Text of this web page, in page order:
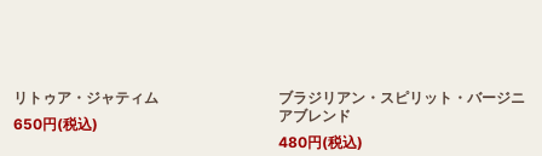
リトゥア・ジャティム
650円(税込)
ブラジリアン・スピリット・バージニ
アブレンド
480円(税込)